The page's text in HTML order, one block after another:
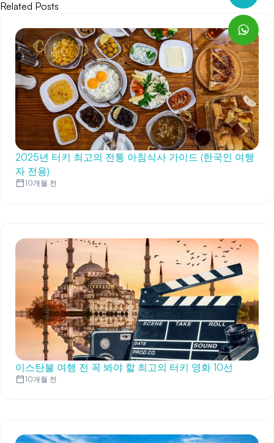
Related Posts
2025년 터키 최고의 전통 아침식사 가이드 (한국인 여행
자 전용)
10개월 전
이스탄불 여행 전 꼭 봐야 할 최고의 터키 영화 10선
10개월 전